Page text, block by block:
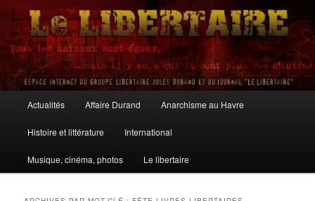
Aller
contenu
principal
Aller
contenu
secondaire
Le Libertaire
principal
Actualités Affaire Durand Anarchisme au Havre
Histoire et littérature International
Musique, cinéma, photos Le libertaire